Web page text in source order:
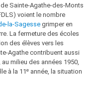
Sainte-Agathe-des-Monts
voient le nombre
la-Sagesse grimper en
La fermeture des écoles
des élèves vers les
Agathe contribuent aussi
milieu des années 1950,
à la 11e année, la situation